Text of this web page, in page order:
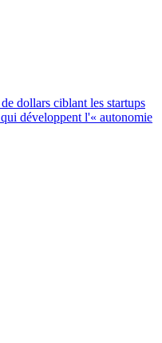
de dollars ciblant les startups
qui développent l'« autonomie